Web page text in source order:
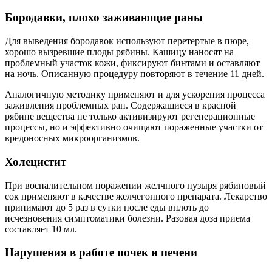
Бородавки, плохо заживающие раны
Для выведения бородавок используют перетертые в пюре,
хорошо вызревшие плоды рябины. Кашицу наносят на
проблемный участок кожи, фиксируют бинтами и оставляют
на ночь. Описанную процедуру повторяют в течение 11 дней.
Аналогичную методику применяют и для ускорения процесса
заживления проблемных ран. Содержащиеся в красной
рябине вещества не только активизируют регенерационные
процессы, но и эффективно очищают пораженные участки от
вредоносных микроорганизмов.
Холецистит
При воспалительном поражении желчного пузыря рябиновый
сок применяют в качестве желчегонного препарата. Лекарство
принимают до 5 раз в сутки после еды вплоть до
исчезновения симптоматики болезни. Разовая доза приема
составляет 10 мл.
Нарушения в работе почек и печени